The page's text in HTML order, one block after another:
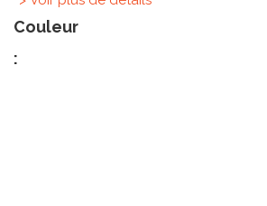
Couleur
: